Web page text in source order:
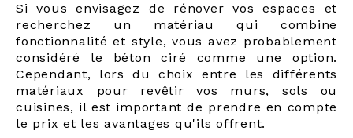
Si vous envisagez de rénover vos espaces et
recherchez un matériau qui combine
fonctionnalité et style, vous avez probablement
considéré le béton ciré comme une option.
Cependant, lors du choix entre les différents
matériaux pour revêtir vos murs, sols ou
cuisines, il est important de prendre en compte
le prix et les avantages qu'ils offrent.